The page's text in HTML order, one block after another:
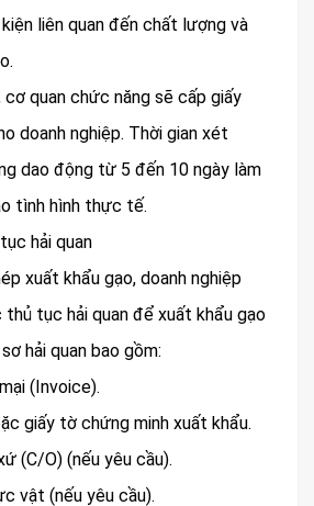
liên quan đến chất lượng và
cơ quan chức năng sẽ cấp giấy
doanh nghiệp. Thời gian xét
dao động từ 5 đến 10 ngày làm
tình hình thực tế.
hải quan
xuất khẩu gạo, doanh nghiệp
tục hải quan để xuất khẩu gạo
hải quan bao gồm:
(Invoice).
giấy tờ chứng minh xuất khẩu.
(C/O) (nếu yêu cầu).
vật (nếu yêu cầu).